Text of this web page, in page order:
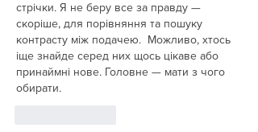
стрічки. Я не беру все за правду —
скоріше, для порівняння та пошуку
контрасту між подачею.  Можливо, хтось
іще знайде серед них щось цікаве або
принаймні нове. Головне — мати з чого
обирати.